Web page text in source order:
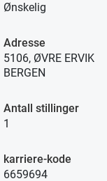
Ønskelig
Adresse
5106, ØVRE ERVIK
BERGEN
Antall stillinger
1
karriere-kode
6659694